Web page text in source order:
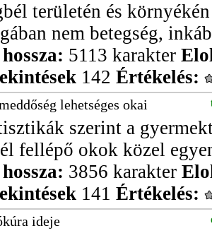
területén és
nem betegség,
5113 karakter
142 Értékelés:
lehetséges okai
szerint a
fellépő okok közel
3856 karakter
141 Értékelés:
ideje